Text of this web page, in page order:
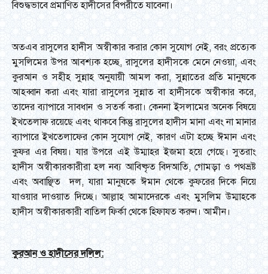
বিশুদ্ধভাবে প্রমাণিত হাদীসের বিপরীতে যাবেনা।
অতএব রাসুলের হাদীস অস্বীকার করার কোন সুযোগ নেই, বরং প্রত্যেক
মুসলিমের উপর আবশ্যক হচ্ছে, রাসুলের হাদীসকে মেনে নেওয়া, এবং
কুরআন ও সহীহ সুন্নাহ অনুযায়ী আমল করা, সুন্নাতের প্রতি মানুষকে
আহব্বান করা এবং যারা রাসুলের সুন্নাত বা হাদীসকে অস্বীকার করে,
তাদের ব্যাপারে সাবধান ও সতর্ক করা। কেননা ইসলামের অনেক বিষয়ে
ইখতেলাফ রয়েছে এবং থাকবে কিন্তু রাসুলের হাদীস মানা এবং না মানার
ব্যাপারে ইখতেলাফের কোন সুযোগ নেই, কারণ এটা হচ্ছে ঈমান এবং
কুফর এর বিষয়। যার উপরে এই উম্মাহর ইজমা হয়ে গেছে। সুতরাং
হাদীস অস্বীকারকারীরা হল নব্য আবিষ্কৃত বিদআতি, গোমড়া ও পথভ্রষ্ট
এবং অবাঞ্ছিত দল, যারা মানুষকে ঈমান থেকে কুফরের দিকে নিয়ে
যাওয়ার দাওয়াত দিচ্ছে। আল্লাহ আমাদেরকে এবং মুসলিম উম্মাহকে
হাদীস অস্বীকারকারী বাতিল ফির্কা থেকে হিফাযত করুন। আমীন।
কুরআন ও হাদীসের দলিল: